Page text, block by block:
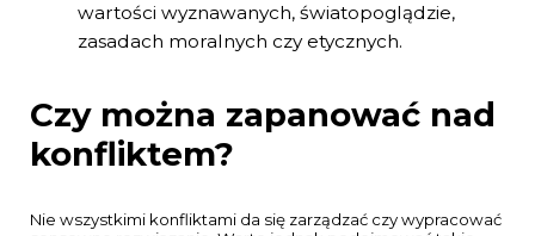
wartości wyznawanych, światopoglądzie,
zasadach moralnych czy etycznych.
Czy można zapanować nad
konfliktem?
Nie wszystkimi konfliktami da się zarządzać czy wypracować